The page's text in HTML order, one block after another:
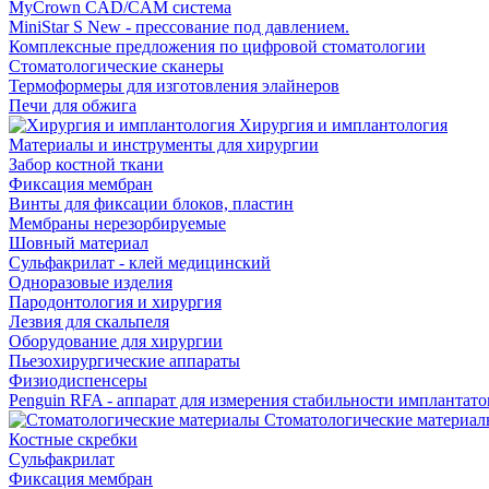
MyCrown CAD/CAM система
MiniStar S New - прессование под давлением.
Комплексные предложения по цифровой стоматологии
Стоматологические сканеры
Термоформеры для изготовления элайнеров
Печи для обжига
Хирургия и имплантология
Материалы и инструменты для хирургии
Забор костной ткани
Фиксация мембран
Винты для фиксации блоков, пластин
Мембраны нерезорбируемые
Шовный материал
Сульфакрилат - клей медицинский
Одноразовые изделия
Пародонтология и хирургия
Лезвия для скальпеля
Оборудование для хирургии
Пьезохирургические аппараты
Физиодиспенсеры
Penguin RFA - аппарат для измерения стабильности
Стоматологические
Костные скребки
Сульфакрилат
Фиксация мембран